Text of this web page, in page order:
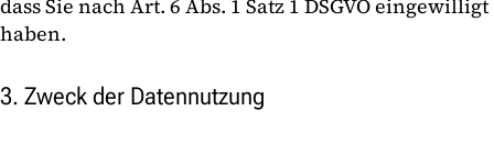
dass Sie nach Art. 6 Abs. 1 Satz 1 DSGVO eingewilligt
haben.
3. Zweck der Datennutzung